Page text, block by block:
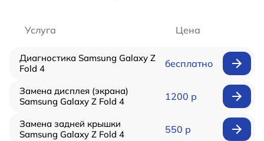
Услуга Цена
Диагностика Samsung Galaxy Z
Fold 4
бесплатно
Замена дисплея (экрана)
Samsung Galaxy Z Fold 4
1200 р
Замена задней крышки
Samsung Galaxy Z Fold 4
550 р